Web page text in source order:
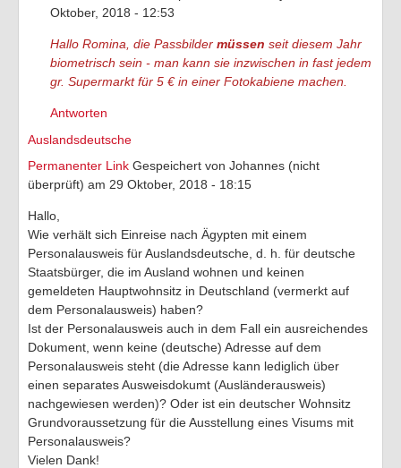
Oktober, 2018 - 12:53
Hallo Romina, die Passbilder müssen seit diesem Jahr
biometrisch sein - man kann sie inzwischen in fast jedem
gr. Supermarkt für 5 € in einer Fotokabiene machen.
Antworten
Auslandsdeutsche
Permanenter Link Gespeichert von Johannes (nicht
überprüft) am 29 Oktober, 2018 - 18:15
Hallo,
Wie verhält sich Einreise nach Ägypten mit einem
Personalausweis für Auslandsdeutsche, d. h. für deutsche
Staatsbürger, die im Ausland wohnen und keinen
gemeldeten Hauptwohnsitz in Deutschland (vermerkt auf
dem Personalausweis) haben?
Ist der Personalausweis auch in dem Fall ein ausreichendes
Dokument, wenn keine (deutsche) Adresse auf dem
Personalausweis steht (die Adresse kann lediglich über
einen separates Ausweisdokumt (Ausländerausweis)
nachgewiesen werden)? Oder ist ein deutscher Wohnsitz
Grundvoraussetzung für die Ausstellung eines Visums mit
Personalausweis?
Vielen Dank!